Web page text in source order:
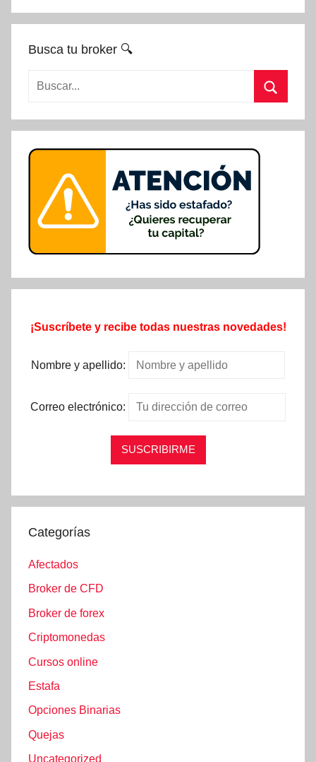
Busca tu broker 🔍
Buscar:
¡Suscríbete y recibe todas nuestras novedades!
Nombre y apellido:
Correo electrónico:
Categorías
Afectados
Broker de CFD
Broker de forex
Criptomonedas
Cursos online
Estafa
Opciones Binarias
Quejas
Uncategorized